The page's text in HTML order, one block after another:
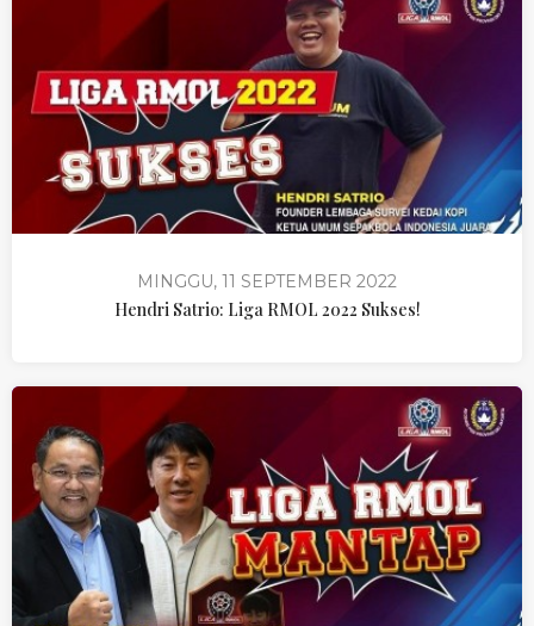
MINGGU, 11 SEPTEMBER 2022
Hendri Satrio: Liga RMOL 2022 Sukses!